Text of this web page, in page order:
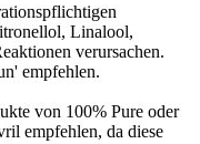
Linalool,
verursachen.
empfehlen.
von 100% Pure oder
empfehlen, da diese